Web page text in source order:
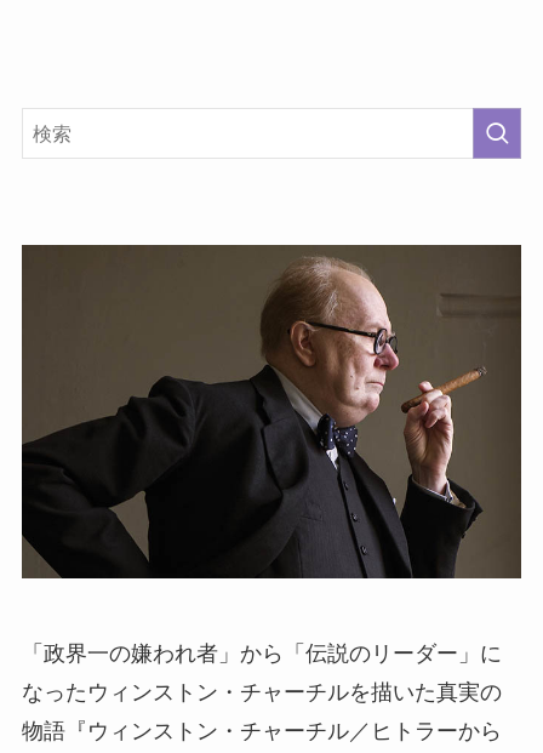
「政界一の嫌われ者」から「伝説のリーダー」に
なったウィンストン・チャーチルを描いた真実の
物語『ウィンストン・チャーチル／ヒトラーから